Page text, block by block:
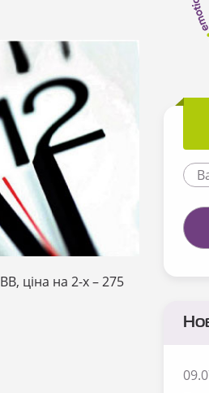
ціна на 2-х – 275